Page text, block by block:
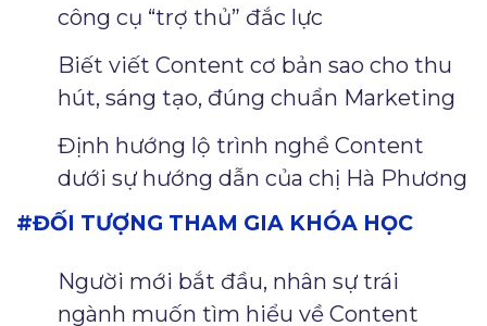
công cụ “trợ thủ” đắc lực
Biết viết Content cơ bản sao cho thu
hút, sáng tạo, đúng chuẩn Marketing
Định hướng lộ trình nghề Content
dưới sự hướng dẫn của chị Hà Phương
#ĐỐI TƯỢNG THAM GIA KHÓA HỌC
Người mới bắt đầu, nhân sự trái
ngành muốn tìm hiểu về Content